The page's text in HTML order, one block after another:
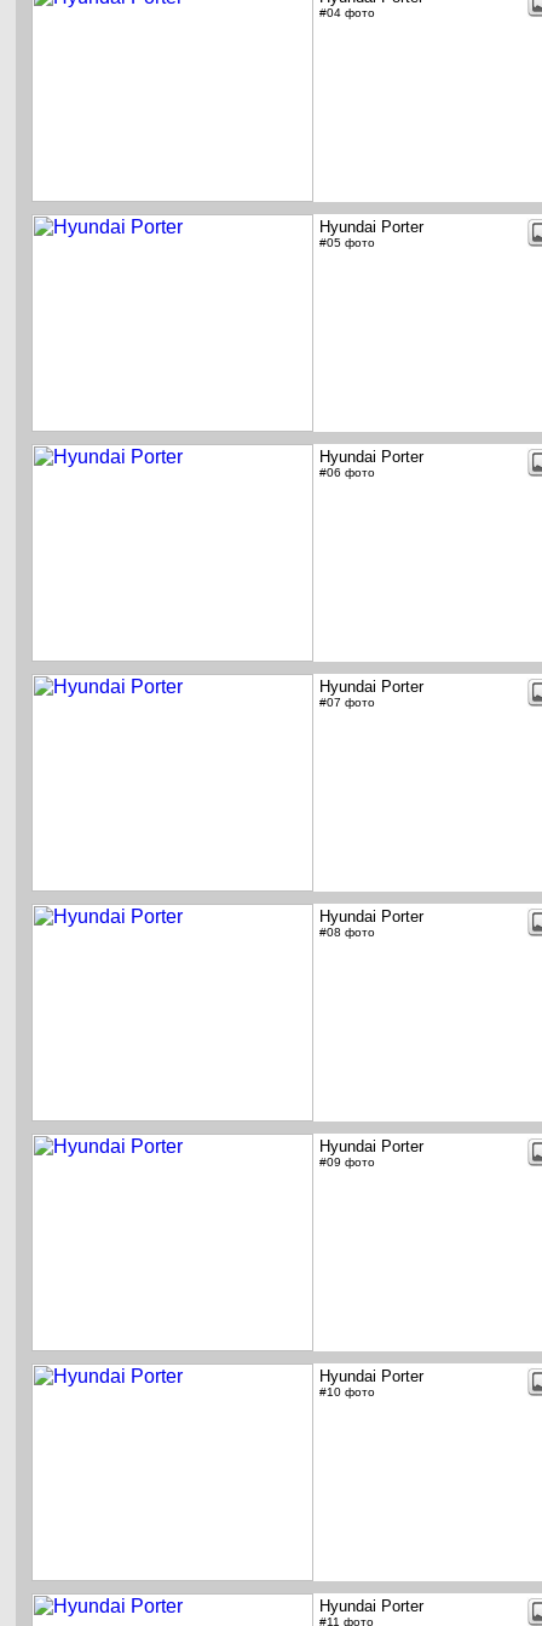
#04 фото
Hyundai Porter
#05 фото
Hyundai Porter
#06 фото
Hyundai Porter
#07 фото
Hyundai Porter
#08 фото
Hyundai Porter
#09 фото
Hyundai Porter
#10 фото
Hyundai Porter
#11 фото